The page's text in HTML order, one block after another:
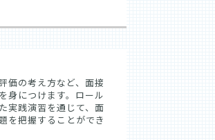
価の考え方など、面接
身につけます。ロール
実践演習を通じて、面
を把握することができ